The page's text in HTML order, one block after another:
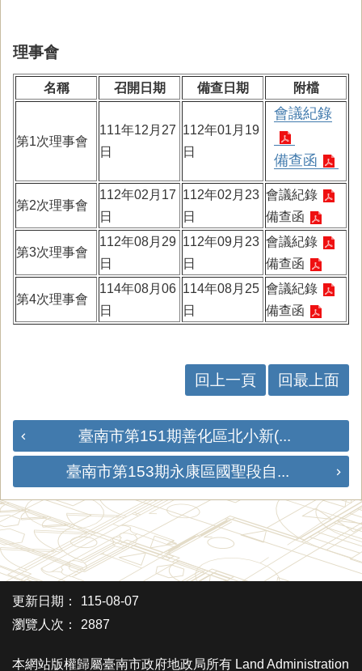
理事會
名稱 召開日期 備查日期 附檔
第1次理事會
111年12月27
日
112年01月19
日
會議紀錄
備查函
第2次理事會
112年02月17
日
112年02月23
日
會議紀錄
備查函
第3次理事會
112年08月29
日
112年09月23
日
會議紀錄
備查函
第4次理事會
114年08月06
日
114年08月25
日
會議紀錄
備查函
回上一頁 回最上面
臺南市第151期善化區北小新(...
臺南市第153期永康區國聖段自...
更新日期：
115-08-07
瀏覽人次：
2887
本網站版權歸屬臺南市政府地政局所有 Land Administration